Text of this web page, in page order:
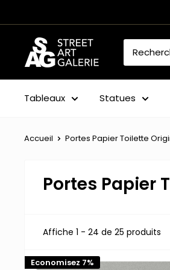
au
contenuStreet
Art
Galerie
Tableaux Statues
Accueil Portes Papier Toilette
Portes Papier
Affiche 1 - 24 de 25 produits
Economisez 7%